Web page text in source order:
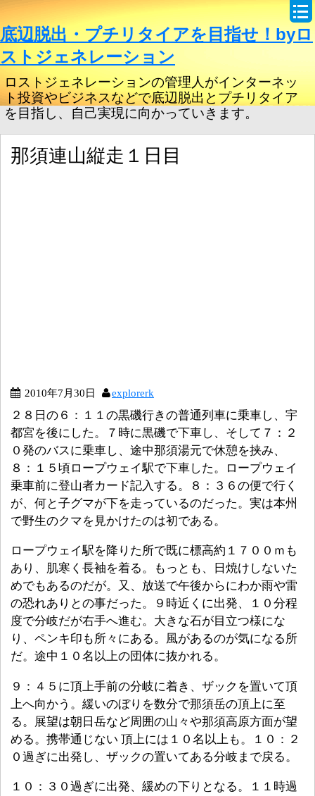
底辺脱出・プチリタイアを目指せ！byロ
ストジェネレーション
ロストジェネレーションの管理人がインターネッ
ト投資やビジネスなどで底辺脱出とプチリタイア
を目指し、自己実現に向かっていきます。
那須連山縦走１日目
2010年7月30日 explorerk
２８日の６：１１の黒磯行きの普通列車に乗車し、宇
都宮を後にした。７時に黒磯で下車し、そして７：２
０発のバスに乗車し、途中那須湯元で休憩を挟み、
８：１５頃ロープウェイ駅で下車した。ロープウェイ
乗車前に登山者カード記入する。８：３６の便で行く
が、何と子グマが下を走っているのだった。実は本州
で野生のクマを見かけたのは初である。
ロープウェイ駅を降りた所で既に標高約１７００ｍも
あり、肌寒く長袖を着る。もっとも、日焼けしないた
めでもあるのだが。又、放送で午後からにわか雨や雷
の恐れありとの事だった。９時近くに出発、１０分程
度で分岐だが右手へ進む。大きな石が目立つ様にな
り、ペンキ印も所々にある。風があるのが気になる所
だ。途中１０名以上の団体に抜かれる。
９：４５に頂上手前の分岐に着き、ザックを置いて頂
上へ向かう。緩いのぼりを数分で那須岳の頂上に至
る。展望は朝日岳など周囲の山々や那須高原方面が望
める。携帯通じない 頂上には１０名以上も。１０：２
０過ぎに出発し、ザックの置いてある分岐まで戻る。
１０：３０過ぎに出発、緩めの下りとなる。１１時過